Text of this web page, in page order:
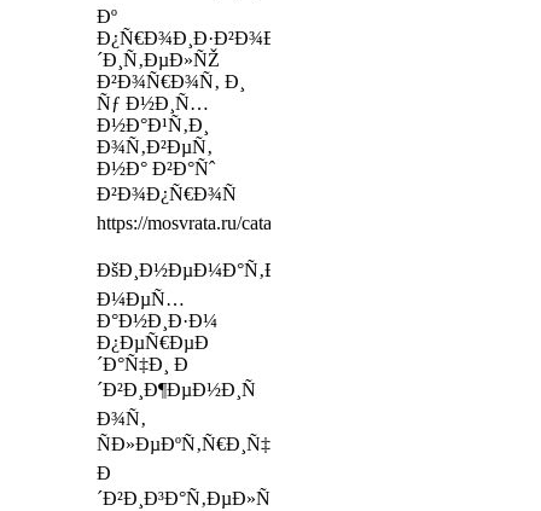
Ðº
Ð¿Ñ€Ð¾Ð¸Ð·Ð²Ð¾Ð
´Ð¸Ñ‚ÐµÐ»ÑŽ
Ð²Ð¾Ñ€Ð¾Ñ‚ Ð¸
Ñƒ Ð½Ð¸Ñ…
Ð½Ð°Ð¹Ñ‚Ð¸
Ð¾Ñ‚Ð²ÐµÑ‚
Ð½Ð° Ð²Ð°Ñˆ
Ð²Ð¾Ð¿Ñ€Ð¾Ñ
https://mosvrata.ru/catalog/pulty/page/10/
ÐšÐ¸Ð½ÐµÐ¼Ð°Ñ‚Ð¸Ñ‡ÐµÑÐºÐ¸Ð¹
Ð¼ÐµÑ…
Ð°Ð½Ð¸Ð·Ð¼
Ð¿ÐµÑ€ÐµÐ
´Ð°Ñ‡Ð¸ Ð
´Ð²Ð¸Ð¶ÐµÐ½Ð¸Ñ
Ð¾Ñ‚
ÑÐ»ÐµÐºÑ‚Ñ€Ð¸Ñ‡ÐµÑÐºÐ¾Ð³Ð¾
Ð
´Ð²Ð¸Ð³Ð°Ñ‚ÐµÐ»Ñ